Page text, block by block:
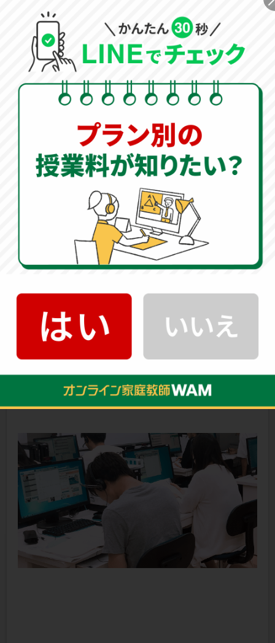
01
指導センターのプロの
アドバイザーが
お子さまに合わせた